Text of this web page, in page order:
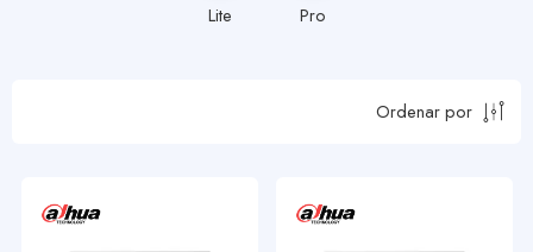
Lite Pro
Ordenar por